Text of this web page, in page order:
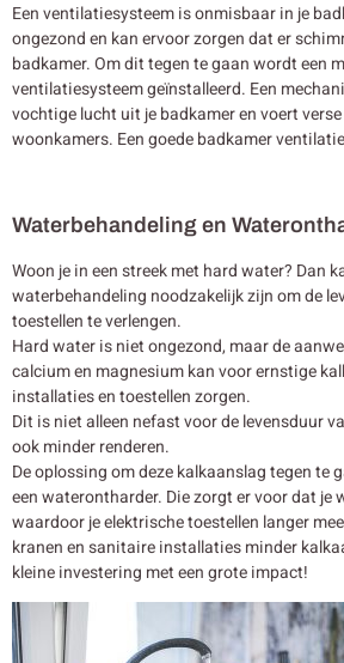
Een ventilatiesysteem is onmisbaar in je
ongezond en kan ervoor zorgen dat er
badkamer. Om dit tegen te gaan wordt een
ventilatiesysteem geïnstalleerd. Een
vochtige lucht uit je badkamer en voert
woonkamers. Een goede badkamer
Waterbehandeling en
Woon je in een streek met hard water? Dan
waterbehandeling noodzakelijk zijn om de
toestellen te verlengen.
Hard water is niet ongezond, maar de
calcium en magnesium kan voor ernstige
installaties en toestellen zorgen.
Dit is niet alleen nefast voor de levensduur
ook minder renderen.
De oplossing om deze kalkaanslag tegen te
een waterontharder. Die zorgt er voor dat je
waardoor je elektrische toestellen langer
kranen en sanitaire installaties minder
kleine investering met een grote impact!